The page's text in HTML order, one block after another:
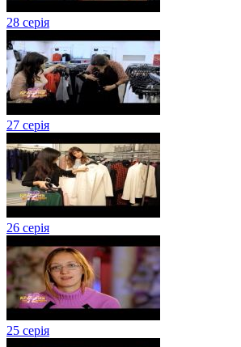
28 серія
27 серія
26 серія
25 серія